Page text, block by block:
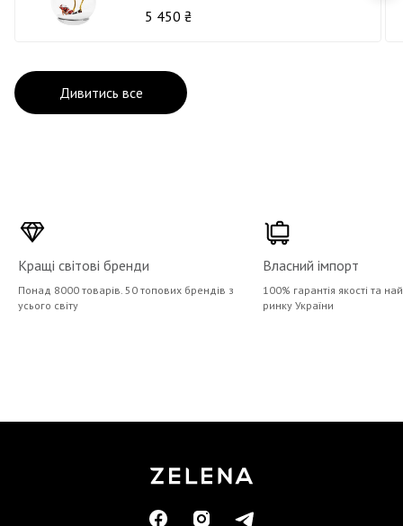
5 450 ₴
Дивитись все
Кращі світові бренди
Понад 8000 товарів. 50 топових брендів з
усього світу
Власний імпорт
100% гарантія якості та
ринку України